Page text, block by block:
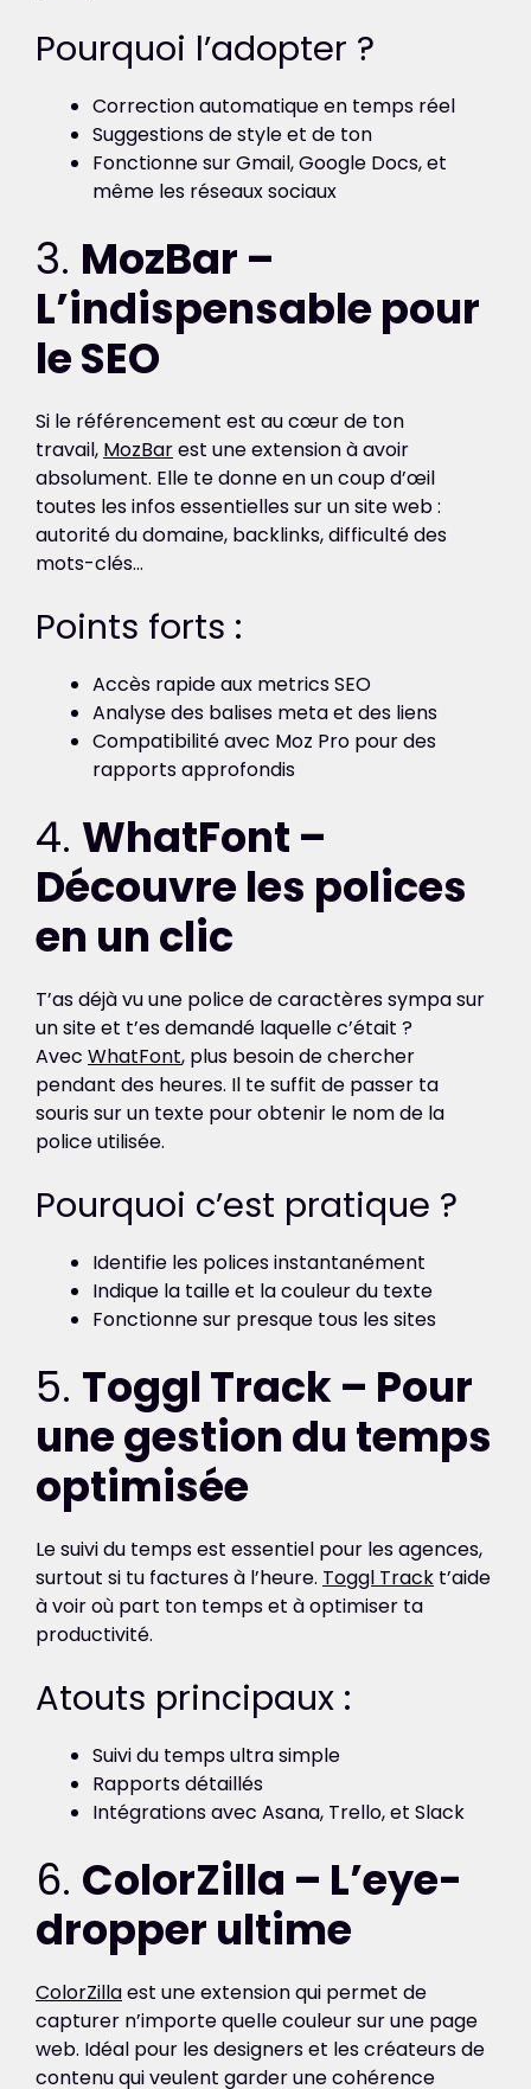
Pourquoi l’adopter ?
Correction automatique en temps réel
Suggestions de style et de ton
Fonctionne sur Gmail, Google Docs, et
même les réseaux sociaux
3. MozBar –
L’indispensable pour
le SEO
Si le référencement est au cœur de ton
travail, MozBarest une extension à avoir
absolument. Elle te donne en un coup d’œil
toutes les infos essentielles sur un site web :
autorité du domaine, backlinks, difficulté des
mots-clés…
Points forts :
Accès rapide aux metrics SEO
Analyse des balises meta et des liens
Compatibilité avec Moz Pro pour des
rapports approfondis
4. WhatFont –
Découvre les polices
en un clic
T’as déjà vu une police de caractères sympa sur
un site et t’es demandé laquelle c’était ?
Avec WhatFont, plus besoin de chercher
pendant des heures. Il te suffit de passer ta
souris sur un texte pour obtenir le nom de la
police utilisée.
Pourquoi c’est pratique ?
Identifie les polices instantanément
Indique la taille et la couleur du texte
Fonctionne sur presque tous les sites
5. Toggl Track – Pour
une gestion du temps
optimisée
Le suivi du temps est essentiel pour les agences,
surtout si tu factures à l’heure. Toggl Track t’aide
à voir où part ton temps et à optimiser ta
productivité.
Atouts principaux :
Suivi du temps ultra simple
Rapports détaillés
Intégrations avec Asana, Trello, et Slack
6. ColorZilla – L’eye-
dropper ultime
ColorZillaest une extension qui permet de
capturer n’importe quelle couleur sur une page
web. Idéal pour les designers et les créateurs de
contenu qui veulent garder une cohérence